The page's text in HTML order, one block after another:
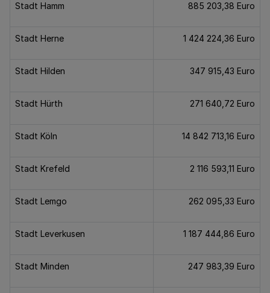
Stadt Hamm 885 203,38 Euro
Stadt Herne 1 424 224,36 Euro
Stadt Hilden 347 915,43 Euro
Stadt Hürth 271 640,72 Euro
Stadt Köln 14 842 713,16 Euro
Stadt Krefeld 2 116 593,11 Euro
Stadt Lemgo 262 095,33 Euro
Stadt Leverkusen 1 187 444,86 Euro
Stadt Minden 247 983,39 Euro